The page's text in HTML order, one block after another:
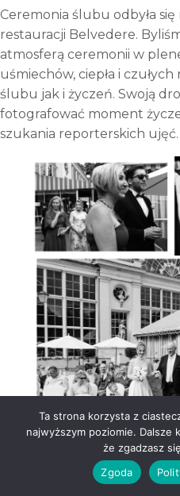
Ceremonia ślubu odbyła
restauracji Belvedere.
atmosferą ceremonii w
uśmiechów, ciepła i
ślubu jak i życzeń. Swoją
fotografować moment
szukania reporterskich ujęć.
Ta strona korzysta z
najwyższym poziomie. Dalsze
że zgadzasz
Zgoda